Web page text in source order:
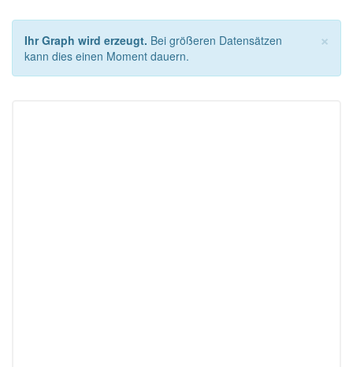
×
Ihr Graph wird erzeugt. Bei größeren Datensätzen
kann dies einen Moment dauern.